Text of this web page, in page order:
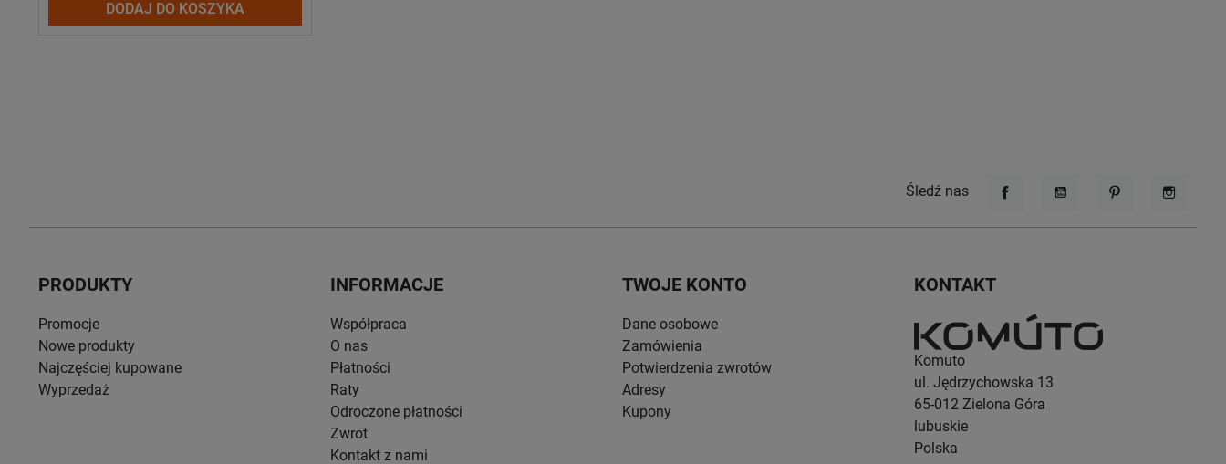
DODAJ DO KOSZYKA
Śledź nas
PRODUKTY
Promocje
Nowe produkty
Najczęściej kupowane
Wyprzedaż
INFORMACJE
Współpraca
O nas
Płatności
Raty
Odroczone płatności
Zwrot
Kontakt z nami
TWOJE KONTO
Dane osobowe
Zamówienia
Potwierdzenia zwrotów
Adresy
Kupony
KONTAKT
Komuto
ul. Jędrzychowska 13
65-012 Zielona Góra
lubuskie
Polska